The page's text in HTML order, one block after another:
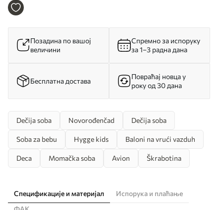
авионом и животињама бр. w00414
Позадина по вашој
величини
Спремно за испоруку
за 1–3 радна дана
Бесплатна достава
Повраћај новца у
року од 30 дана
Dečija soba Novorođenčad Dečija soba
Soba za bebu Hygge kids Baloni na vrući vazduh
Deca Momačka soba Avion Škrabotina
Спецификације и материјал
Испорука и плаћање